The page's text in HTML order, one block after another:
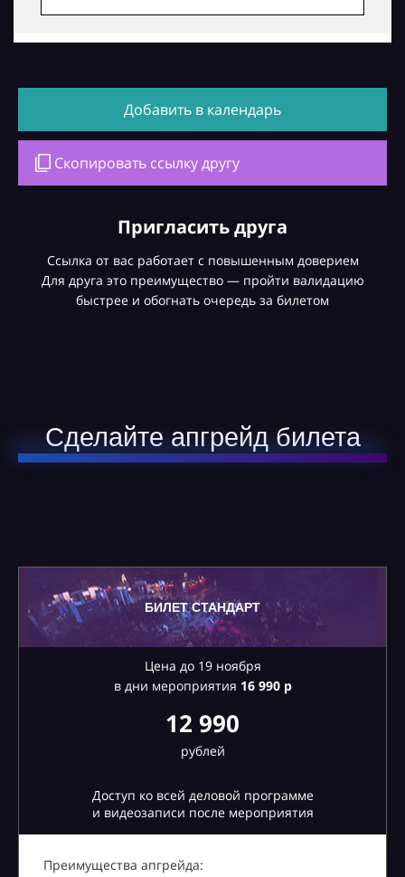
Добавить в календарь
Скопировать ссылку другу
Пригласить друга
Ссылка от вас работает с повышенным доверием
Для друга это преимущество — пройти валидацию
быстрее и обогнать очередь за билетом
Сделайте апгрейд билета
БИЛЕТ СТАНДАРТ
Цена до 19 ноября
в дни мероприятия 16990 р
12 990
рублей
Доступ ко всей деловой программе
и видеозаписи после мероприятия
Преимущества апгрейда: